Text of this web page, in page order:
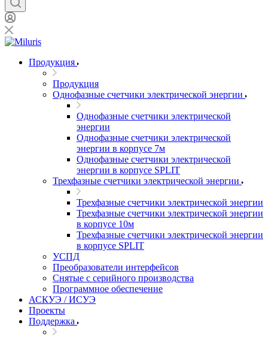
Продукция
Продукция
Однофазные счетчики электрической энергии
Однофазные счетчики электрической
энергии
Однофазные счетчики электрической
энергии в корпусе 7м
Однофазные счетчики электрической
энергии в корпусе SPLIT
Трехфазные счетчики электрической энергии
Трехфазные счетчики электрической энергии
Трехфазные счетчики электрической энергии
в корпусе 10м
Трехфазные счетчики электрической энергии
в корпусе SPLIT
УСПД
Преобразователи интерфейсов
Снятые с серийного производства
Программное обеспечение
АСКУЭ / ИСУЭ
Проекты
Поддержка